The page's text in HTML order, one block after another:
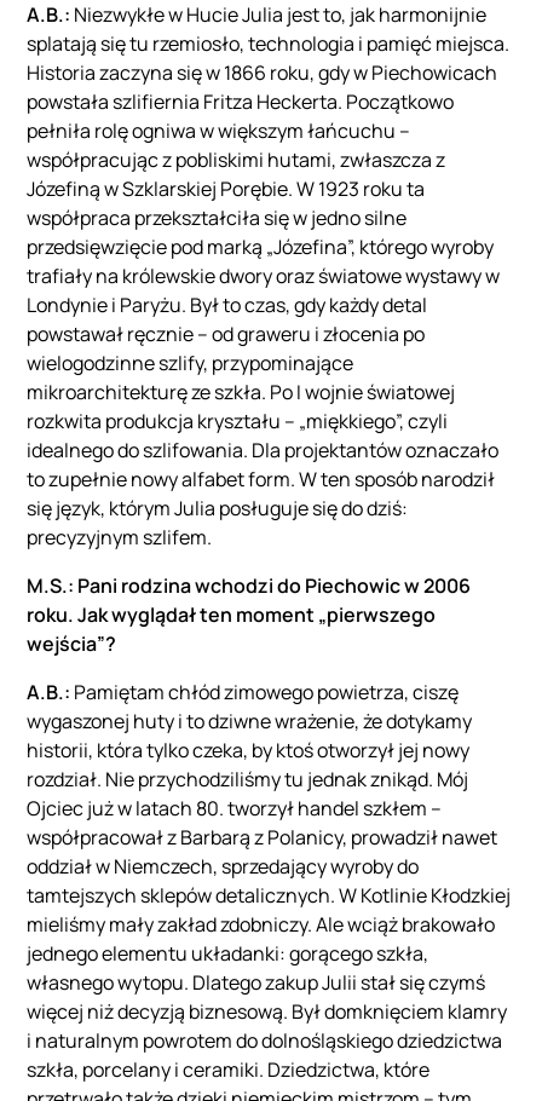
A.B.: Niezwykłe w Hucie Julia jest to, jak harmonijnie
splatają się tu rzemiosło, technologia i pamięć miejsca.
Historia zaczyna się w 1866 roku, gdy w Piechowicach
powstała szlifiernia Fritza Heckerta. Początkowo
pełniła rolę ogniwa w większym łańcuchu –
współpracując z pobliskimi hutami, zwłaszcza z
Józefiną w Szklarskiej Porębie. W 1923 roku ta
współpraca przekształciła się w jedno silne
przedsięwzięcie pod marką „Józefina”, którego wyroby
trafiały na królewskie dwory oraz światowe wystawy w
Londynie i Paryżu. Był to czas, gdy każdy detal
powstawał ręcznie – od graweru i złocenia po
wielogodzinne szlify, przypominające
mikroarchitekturę ze szkła. Po I wojnie światowej
rozkwita produkcja kryształu – „miękkiego”, czyli
idealnego do szlifowania. Dla projektantów oznaczało
to zupełnie nowy alfabet form. W ten sposób narodził
się język, którym Julia posługuje się do dziś:
precyzyjnym szlifem.
M.S.: Pani rodzina wchodzi do Piechowic w 2006
roku. Jak wyglądał ten moment „pierwszego
wejścia”?
A.B.: Pamiętam chłód zimowego powietrza, ciszę
wygaszonej huty i to dziwne wrażenie, że dotykamy
historii, która tylko czeka, by ktoś otworzył jej nowy
rozdział. Nie przychodziliśmy tu jednak znikąd. Mój
Ojciec już w latach 80. tworzył handel szkłem –
współpracował z Barbarą z Polanicy, prowadził nawet
oddział w Niemczech, sprzedający wyroby do
tamtejszych sklepów detalicznych. W Kotlinie Kłodzkiej
mieliśmy mały zakład zdobniczy. Ale wciąż brakowało
jednego elementu układanki: gorącego szkła,
własnego wytopu. Dlatego zakup Julii stał się czymś
więcej niż decyzją biznesową. Był domknięciem klamry
i naturalnym powrotem do dolnośląskiego dziedzictwa
szkła, porcelany i ceramiki. Dziedzictwa, które